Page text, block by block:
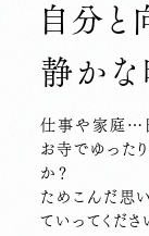
自分と
静かな
仕事や家庭…
お寺でゆった
か？
ためこんだ思
ていってくださ